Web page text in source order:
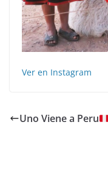
Ver en Instagram
Uno Viene a Peru